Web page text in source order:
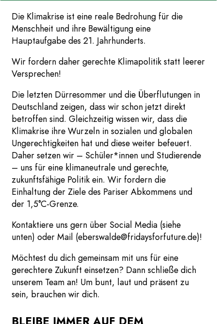
Die Klimakrise ist eine reale Bedrohung für die
Menschheit und ihre Bewältigung eine
Hauptaufgabe des 21. Jahrhunderts.
Wir fordern daher gerechte Klimapolitik statt leerer
Versprechen!
Die letzten Dürresommer und die Überflutungen in
Deutschland zeigen, dass wir schon jetzt direkt
betroffen sind. Gleichzeitig wissen wir, dass die
Klimakrise ihre Wurzeln in sozialen und globalen
Ungerechtigkeiten hat und diese weiter befeuert.
Daher setzen wir – Schüler*innen und Studierende
– uns für eine klimaneutrale und gerechte,
zukunftsfähige Politik ein. Wir fordern die
Einhaltung der Ziele des Pariser Abkommens und
der 1,5°C-Grenze.
Kontaktiere uns gern über Social Media (siehe
unten) oder Mail (eberswalde@fridaysforfuture.de)!
Möchtest du dich gemeinsam mit uns für eine
gerechtere Zukunft einsetzen? Dann schließe dich
unserem Team an! Um bunt, laut und präsent zu
sein, brauchen wir dich.